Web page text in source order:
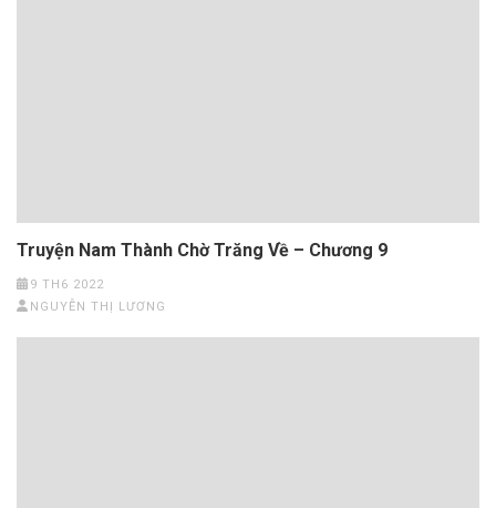
Truyện Nam Thành Chờ Trăng Về – Chương 9
9 TH6 2022
NGUYỄN THỊ LƯƠNG